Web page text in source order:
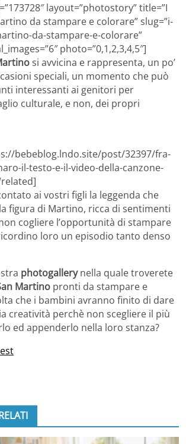
layout=”photostory” title=”I
da stampare e colorare” slug=”i-
da-stampare-e-colorare”
photo=”0,1,2,3,4,5″]
si avvicina e rappresenta, un po’
speciali, un momento che può
interessanti ai genitori per
culturale, e non, dei propri
bebeblog.lndo.site/post/32397/fra-
il-testo-e-il-video-della-canzone-
ai vostri figli la leggenda che
figura di Martino, ricca di sentimenti
cogliere l’opportunità di stampare
loro un episodio tanto denso
photogallerynella quale troverete
Martino pronti da stampare e
che i bambini avranno finito di dare
creatività perchè non scegliere il più
ed appenderlo nella loro stanza?